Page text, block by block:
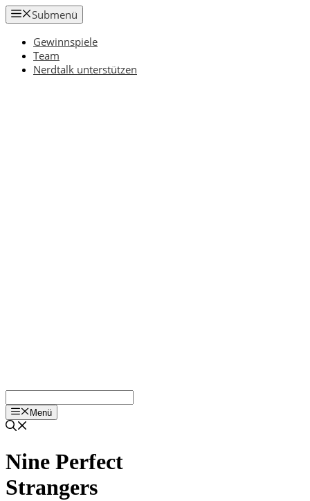
Zum
Inhalt
springen
Submenü
Gewinnspiele
Team
Nerdtalk unterstützen
Menü
Nine Perfect
Strangers